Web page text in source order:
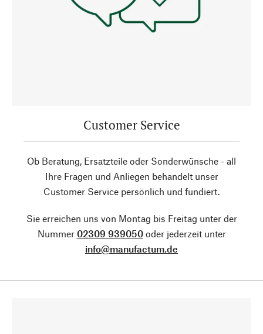
Customer Service
Ob Beratung, Ersatzteile oder Sonderwünsche - all
Ihre Fragen und Anliegen behandelt unser
Customer Service persönlich und fundiert.
Sie erreichen uns von Montag bis Freitag unter der
Nummer 02309 939050oder jederzeit unter
info@manufactum.de